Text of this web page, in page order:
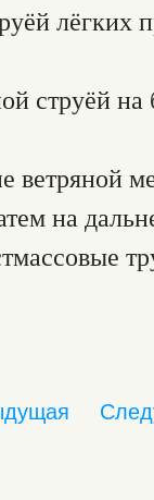
лёгких
струёй
ветряной
на